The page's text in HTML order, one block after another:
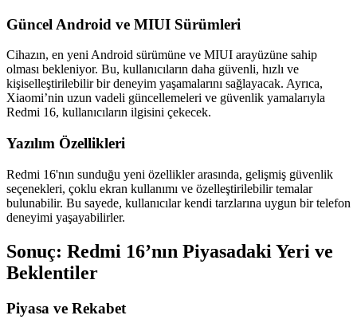
Güncel Android ve MIUI Sürümleri
Cihazın, en yeni Android sürümüne ve MIUI arayüzüne sahip
olması bekleniyor. Bu, kullanıcıların daha güvenli, hızlı ve
kişiselleştirilebilir bir deneyim yaşamalarını sağlayacak. Ayrıca,
Xiaomi’nin uzun vadeli güncellemeleri ve güvenlik yamalarıyla
Redmi 16, kullanıcıların ilgisini çekecek.
Yazılım Özellikleri
Redmi 16'nın sunduğu yeni özellikler arasında, gelişmiş güvenlik
seçenekleri, çoklu ekran kullanımı ve özelleştirilebilir temalar
bulunabilir. Bu sayede, kullanıcılar kendi tarzlarına uygun bir telefon
deneyimi yaşayabilirler.
Sonuç: Redmi 16’nın Piyasadaki Yeri ve
Beklentiler
Piyasa ve Rekabet